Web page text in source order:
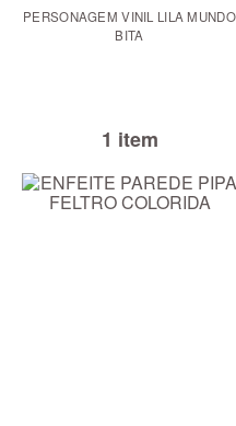
PERSONAGEM VINIL LILA MUNDO
BITA
1 item